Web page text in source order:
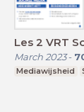
Les 2 VRT
March 2023-
Mediawijsheid